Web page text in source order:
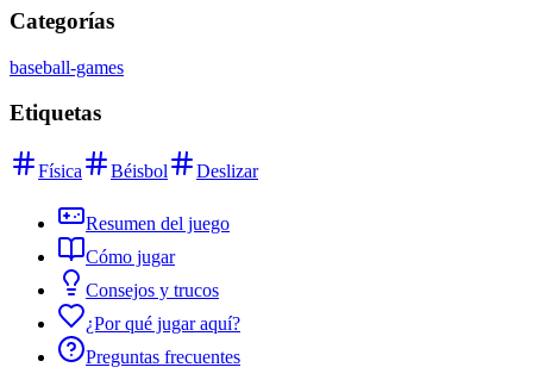
Categorías
baseball-games
Etiquetas
Física Béisbol Deslizar
Resumen del juego
Cómo jugar
Consejos y trucos
¿Por qué jugar aquí?
Preguntas frecuentes